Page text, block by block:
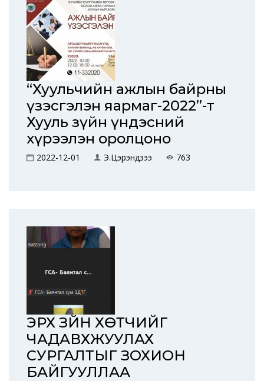
“Хуульчийн ажлын байрны
үзэсгэлэн яармаг-2022”-т
Хууль зүйн үндэсний
хүрээлэн оролцоно
2022-12-01 Э.Цэрэндүзээ 763
ЭРХ ЗҮЙН ХӨТЧИЙГ
ЧАДАВХЖУУЛАХ
СУРГАЛТЫГ ЗОХИОН
БАЙГУУЛЛАА